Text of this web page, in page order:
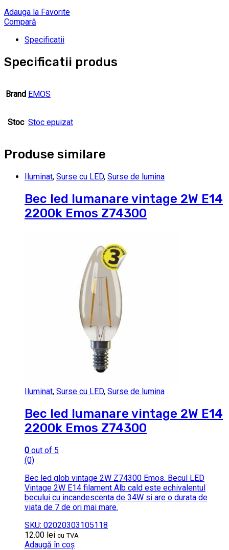
Adauga la Favorite
Compară
Specificatii
Specificatii produs
Brand EMOS
Stoc Stoc epuizat
Produse similare
Iluminat, Surse cu LED, Surse de lumina
Bec led lumanare vintage 2W E14
2200k Emos Z74300
Iluminat, Surse cu LED, Surse de lumina
Bec led lumanare vintage 2W E14
2200k Emos Z74300
0 out of 5
(0)
Bec led glob vintage 2W Z74300 Emos. Becul LED
Vintage 2W E14 filament Alb cald este echivalentul
becului cu incandescenta de 34W si are o durata de
viata de 7 de ori mai mare.
SKU: 02020303105118
12.00 lei cu TVA
Adaugă în coș